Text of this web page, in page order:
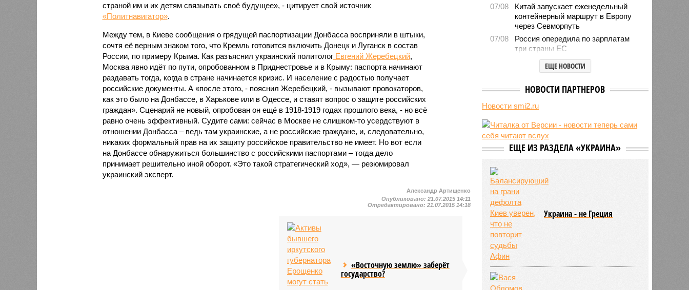
страной им и их детям связывать своё будущее», - цитирует свой источник
«Политнавигатор».
Между тем, в Киеве сообщения о грядущей паспортизации Донбасса восприняли в штыки,
сочтя её верным знаком того, что Кремль готовится включить Донецк и Луганск в состав
России, по примеру Крыма. Как разъяснил украинский политологЕвгений Жеребецкий,
Москва явно идёт по пути, опробованном в Приднестровье и в Крыму: паспорта начинают
раздавать тогда, когда в стране начинается кризис. И население с радостью получает
российские документы. А «после этого, - пояснил Жеребецкий, - вызывают провокаторов,
как это было на Донбассе, в Харькове или в Одессе, и ставят вопрос о защите российских
граждан». Сценарий не новый, опробован он ещё в 1918-1919 годах прошлого века, - но всё
равно очень эффективный. Судите сами: сейчас в Москве не слишком-то усердствуют в
отношении Донбасса – ведь там украинские, а не российские граждане, и, следовательно,
никаких формальный прав на их защиту российское правительство не имеет. Но вот если
на Донбассе обнаружиться большинство с российскими паспортами – тогда дело
принимает решительно иной оборот. «Это такой стратегический ход», — резюмировал
украинский эксперт.
Александр Артищенко
Опубликовано:21.07.2015 14:11
Отредактировано:21.07.2015 14:18
«Восточную землю» заберёт
государство?
07/08
Китай запускает еженедельный
контейнерный маршрут в Европу
через Севморпуть
07/08
Россия опередила по зарплатам
три страны ЕС
Александр Лукашенко призвал
белорусов скупать пустующие
07/08
Девушка объяснила убийство
трёхмесячного сына
увеличение пенсий детям,
потерявшим родителей
07/08
Финляндия захотела использовать
ЕЩЕ НОВОСТИ
НОВОСТИ ПАРТНЕРОВ
Новости smi2.ru
ЕЩЕ ИЗ РАЗДЕЛА «УКРАИНА»
Украина - не Греция